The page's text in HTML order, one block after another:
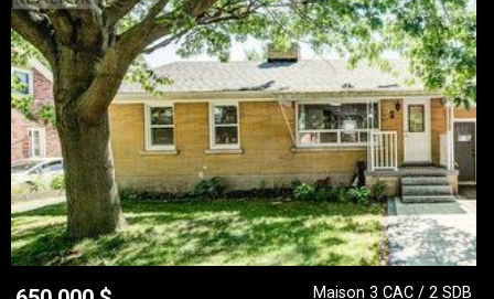
Maison 3 CAC / 2 SDB